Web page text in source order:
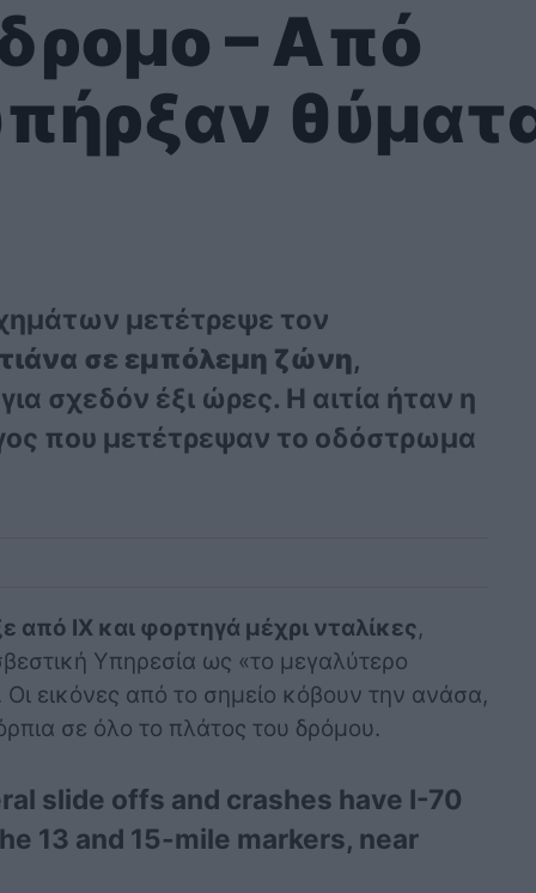
– Από
μετέτρεψε τον
σε εμπόλεμη ζώνη,
σχεδόν έξι ώρες. Η αιτία ήταν η
που μετέτρεψαν το οδόστρωμα
από ΙΧ και φορτηγά μέχρι νταλίκες,
Υπηρεσία ως «το μεγαλύτερο
Οι εικόνες από το σημείο κόβουν την ανάσα,
σε όλο το πλάτος του δρόμου.
slide offs and crashes have I-70
13 and 15-mile markers, near